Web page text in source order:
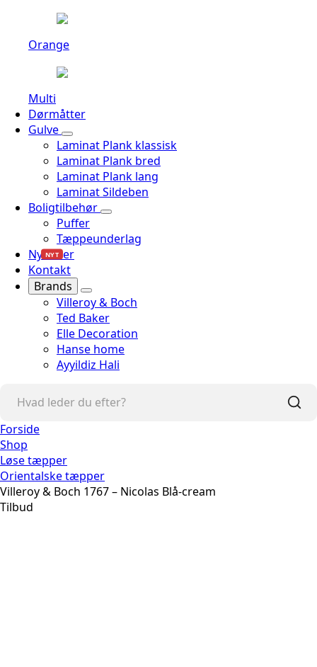
Orange
Multi
Dørmåtter
Gulve
Laminat Plank klassisk
Laminat Plank bred
Laminat Plank lang
Laminat Sildeben
Boligtilbehør
Puffer
Tæppeunderlag
Nyheder
NYT
Kontakt
Brands
Villeroy & Boch
Ted Baker
Elle Decoration
Hanse home
Ayyildiz Hali
Forside
Shop
Løse tæpper
Orientalske tæpper
Villeroy & Boch 1767 – Nicolas Blå-cream
Tilbud